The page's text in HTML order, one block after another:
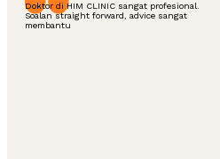
Doktor di HIM CLINIC sangat profesional.
Soalan straight forward, advice sangat
membantu